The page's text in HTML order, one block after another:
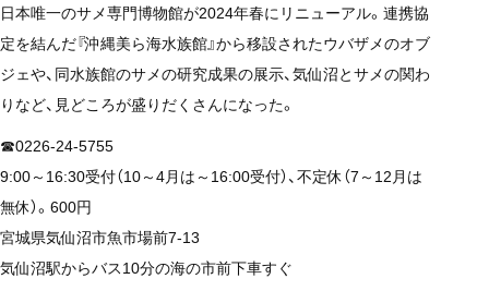
日本唯一のサメ専門博物館が2024年春にリニューアル。連携協
定を結んだ『沖縄美ら海水族館』から移設されたウバザメのオブ
ジェや、同水族館のサメの研究成果の展示、気仙沼とサメの関わ
りなど、見どころが盛りだくさんになった。
☎0226-24-5755
9:00～16:30受付（10～4月は～16:00受付）、不定休（7～12月は
無休）。600円
宮城県気仙沼市魚市場前7-13
気仙沼駅からバス10分の海の市前下車すぐ